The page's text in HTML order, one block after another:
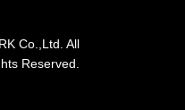
Co.,Ltd. All
Reserved.